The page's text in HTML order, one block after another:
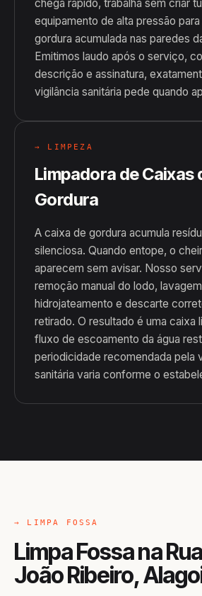
chega rápido, trabalha sem criar
equipamento de alta pressão para
gordura acumulada nas paredes
Emitimos laudo após o serviço,
descrição e assinatura,
vigilância sanitária pede quando
→ LIMPEZA
Limpadora de Caixas
Gordura
A caixa de gordura acumula
silenciosa. Quando entope, o
aparecem sem avisar. Nosso
remoção manual do lodo,
hidrojateamento e descarte
retirado. O resultado é uma caixa
fluxo de escoamento da água
periodicidade recomendada pela
sanitária varia conforme o
→ LIMPA FOSSA
Limpa Fossa na
João Ribeiro,